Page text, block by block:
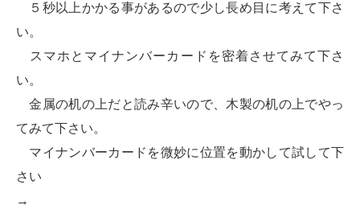
５秒以上かかる事があるので少し長め目に考えて下さ
い。
スマホとマイナンバーカードを密着させてみて下さ
い。
金属の机の上だと読み辛いので、木製の机の上でやっ
てみて下さい。
マイナンバーカードを微妙に位置を動かして試して下
さい
→